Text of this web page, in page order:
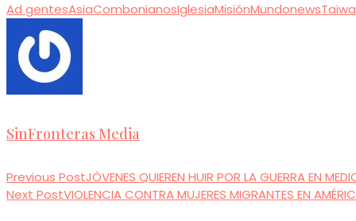
Ad gentesAsiaCombonianosIglesiaMisiónMundonews
SinFronteras Media
Read
Previous PostJÓVENES QUIEREN HUIR POR LA GUERRA EN
Next PostVIOLENCIA CONTRA MUJERES MIGRANTES EN